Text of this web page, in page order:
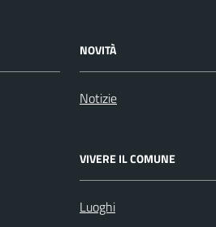
NOVITÀ
Notizie
VIVERE IL COMUNE
Luoghi